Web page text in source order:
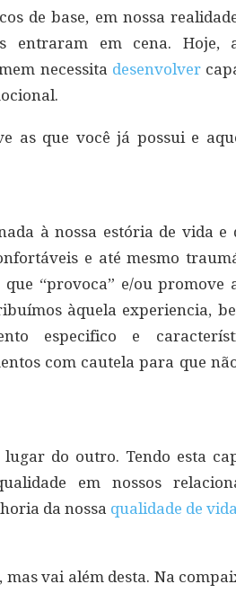
de base, em nossa
entraram em cena. Hoje,
necessita desenvolver
as que você já possui e
à nossa estória de vida e
e até mesmo
“provoca” e/ou promove
àquela experiencia,
especifico e
com cautela para que
do outro. Tendo esta
em nossos
da nossa qualidade de vida
vai além desta. Na